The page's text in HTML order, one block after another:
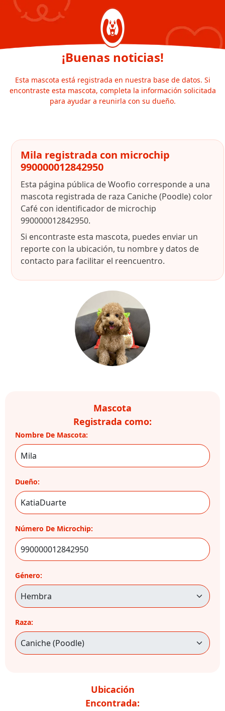
¡Buenas noticias!
Esta mascota está registrada en nuestra base de datos. Si
encontraste esta mascota, completa la información solicitada
para ayudar a reunirla con su dueño.
Mila registrada con microchip
990000012842950
Esta página pública de Woofio corresponde a una
mascota registrada de raza Caniche (Poodle) color
Café con identificador de microchip
990000012842950.
Si encontraste esta mascota, puedes enviar un
reporte con la ubicación, tu nombre y datos de
contacto para facilitar el reencuentro.
Mascota
Registrada como:
Nombre De Mascota:
Dueño:
Número De Microchip:
Género:
Raza:
Ubicación
Encontrada: